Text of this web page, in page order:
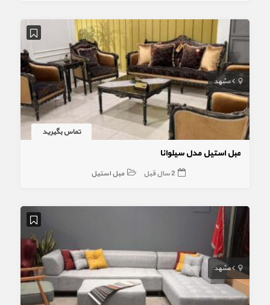
مشهد
تماس بگیرید
مبل استیل مدل سیلوانا
2 سال قبل مبل استیل
مشهد